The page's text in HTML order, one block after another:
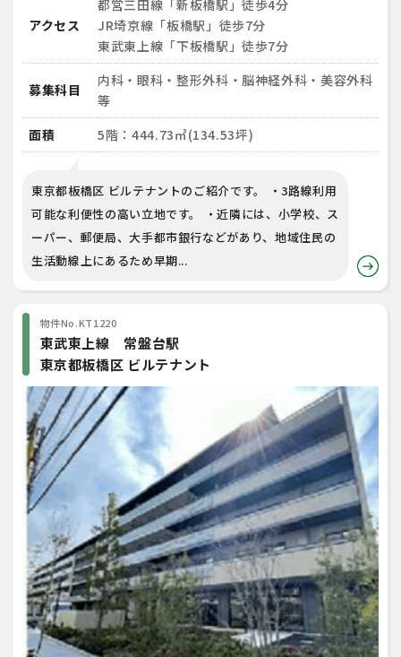
アクセス
都営三田線「新板橋駅」徒歩4分
JR埼京線「板橋駅」徒歩7分
東武東上線「下板橋駅」徒歩7分
募集科目
内科・眼科・整形外科・脳神経外科・美容外科
等
面積
5階：444.73㎡(134.53坪)
東京都板橋区 ビルテナントのご紹介です。 ・3路線利用
可能な利便性の高い立地です。 ・近隣には、小学校、ス
ーパー、郵便局、大手都市銀行などがあり、地域住民の
生活動線上にあるため早期...
物件No.KT1220
東武東上線 常盤台駅
東京都板橋区 ビルテナント